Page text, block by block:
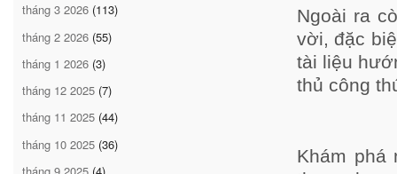
tháng 3 2026 (113)
tháng 2 2026 (55)
tháng 1 2026 (3)
tháng 12 2025 (7)
tháng 11 2025 (44)
tháng 10 2025 (36)
Ngoài ra
vời, đặc
tài liệu
thủ công
Khám phá